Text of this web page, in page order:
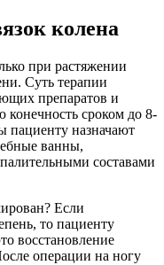
колена
при растяжении
Суть терапии
препаратов и
сроком до 8-
пациенту назначают
ванны,
составами
Если
то пациенту
восстановление
операции на ногу